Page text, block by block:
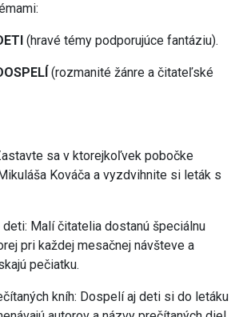
(hravé témy podporujúce fantáziu).
(rozmanité žánre a čitateľské
sa v ktorejkoľvek pobočke
Kováča a vyzdvihnite si leták s
deti: Malí čitatelia dostanú špeciálnu
pri každej mesačnej návšteve a
pečiatku.
kníh: Dospelí aj deti si do letáku